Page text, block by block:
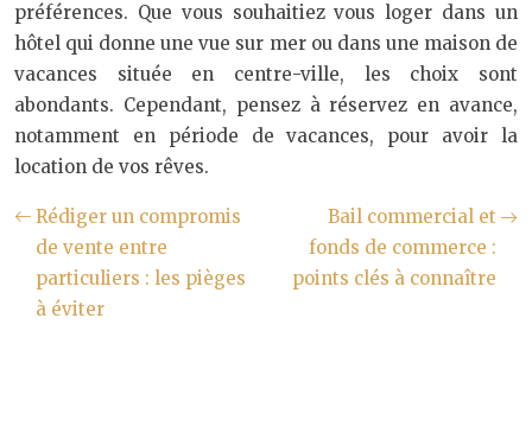
préférences. Que vous souhaitiez vous loger dans un
hôtel qui donne une vue sur mer ou dans une maison de
vacances située en centre-ville, les choix sont
abondants. Cependant, pensez à réservez en avance,
notamment en période de vacances, pour avoir la
location de vos rêves.
Rédiger un compromis
de vente entre
particuliers : les pièges
à éviter
Bail commercial et
fonds de commerce :
points clés à connaître